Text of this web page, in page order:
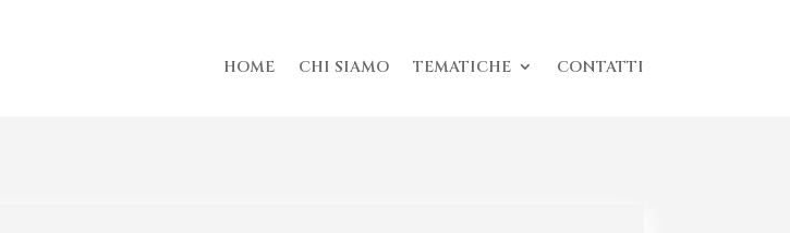
HOME CHI SIAMO TEMATICHE CONTATTI